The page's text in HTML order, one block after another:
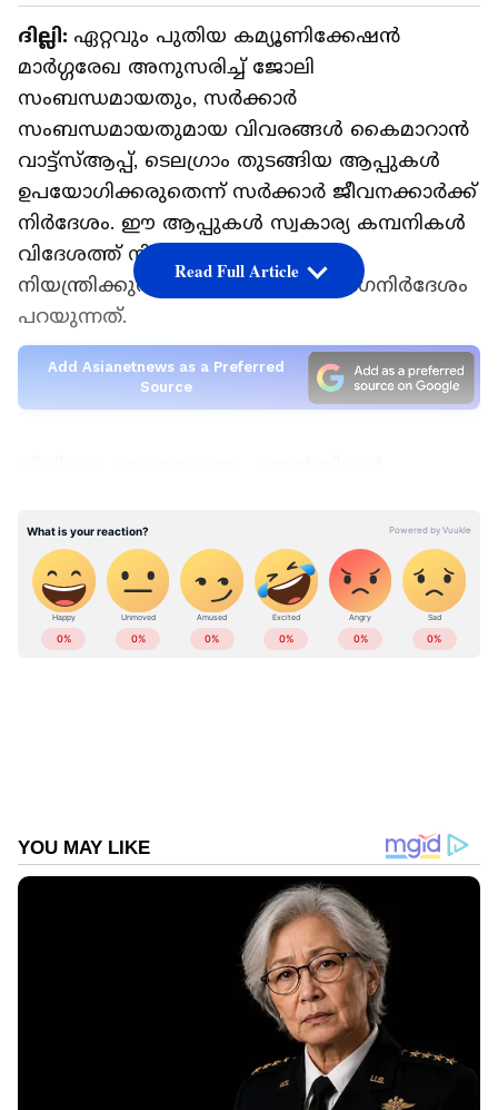
ദില്ലി: ഏറ്റവും പുതിയ കമ്യൂണിക്കേഷന്‍
മാര്‍ഗ്ഗരേഖ അനുസരിച്ച് ജോലി
സംബന്ധമായതും, സര്‍ക്കാര്‍
സംബന്ധമായതുമായ വിവരങ്ങള്‍ കൈമാറാന്‍
വാട്ട്സ്ആപ്പ്, ടെലഗ്രാം തുടങ്ങിയ ആപ്പുകള്‍
ഉപയോഗിക്കരുതെന്ന് സര്‍ക്കാര്‍ ജീവനക്കാര്‍ക്ക്
നിര്‍ദേശം. ഈ ആപ്പുകള്‍ സ്വകാര്യ കമ്പനികള്‍
വിദേശത്ത് നിന്നും
നിയന്ത്രിക്കുന്നവയാണെന്നാണ് മാര്‍ഗനിര്‍ദേശം
പറയുന്നത്.
Add Asianetnews as a Preferred
Source
ജീവനക്കാര്‍ ഔദ്യോഗിക വിവരങ്ങള്‍
കൈമാറാന്‍ ഉപയോഗിക്കുന്നതിലെ സുരക്ഷ
പ്രശ്നങ്ങള്‍ ചൂണ്ടിക്കാട്ടിയ വെളിച്ചത്തിലാണ്
കേന്ദ്രസര്‍ക്കാറിന്‍റെ പുതുക്കിയ മാര്‍ഗ്ഗരേഖ.
വര്‍ക്ക് ഫ്രം ഹോം ജോലിയില്‍ ഏര്‍പ്പെടുന്ന
നാഷണല്‍ ഇന്‍ഫോമാറ്റിക്സ് സെന്‍റര്‍ നിര്‍മ്മിച്ച
വിപിഎന്‍ വഴിയുള്ള ഇ-ഓഫീസ് വഴി മാത്രമാണ്,
ജോലി സമയത്ത് ജോലി സംബന്ധമായ പ്രധാന
രേഖകള്‍ കൈമാറാന്‍ പാടുള്ളൂ. എല്ലാ
മന്ത്രിമാരും അവരുടെ ഓഫീസുകളും ഇപ്പോള്‍
ഇതില്‍ നിന്നും വ്യത്യസ്തമായി
പ്രവര്‍ത്തിക്കുന്നുണ്ടെങ്കില്‍ അത് മാറ്റാന്‍
അടിയന്തര നടപടികള്‍ കൈക്കൊള്ളാനും
Read Full Article